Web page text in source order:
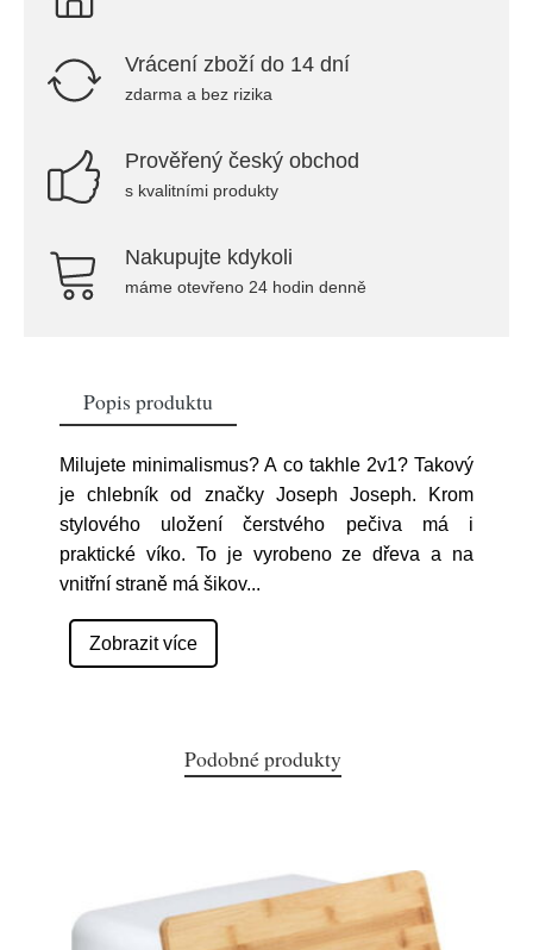
Vrácení zboží do 14 dní
zdarma a bez rizika
Prověřený český obchod
s kvalitními produkty
Nakupujte kdykoli
máme otevřeno 24 hodin denně
Popis produktu
Milujete minimalismus? A co takhle 2v1? Takový
je chlebník od značky Joseph Joseph. Krom
stylového uložení čerstvého pečiva má i
praktické víko. To je vyrobeno ze dřeva a na
vnitřní straně má šikov...
Zobrazit více
Podobné produkty